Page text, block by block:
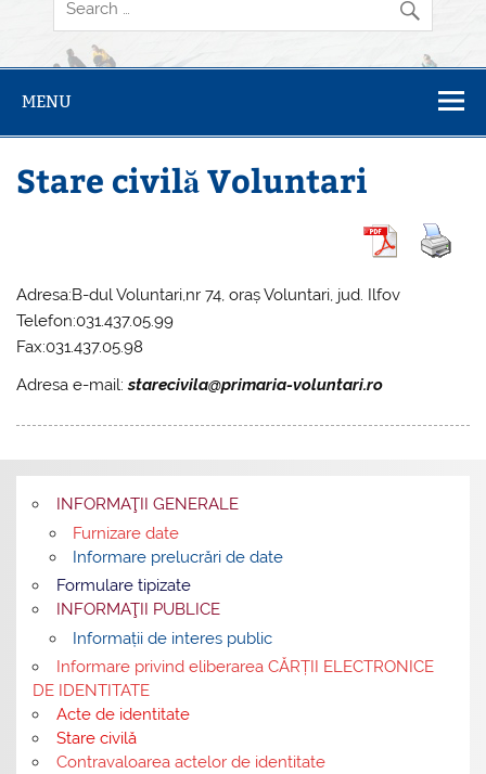
MENU
Stare civilă Voluntari
Adresa:B-dul Voluntari,nr 74, oraș Voluntari, jud. Ilfov
Telefon:031.437.05.99
Fax:031.437.05.98
Adresa e-mail:starecivila@primaria-voluntari.ro
INFORMAŢII GENERALE
Furnizare date
Informare prelucrări de date
Formulare tipizate
INFORMAŢII PUBLICE
Informații de interes public
Informare privind eliberarea CĂRȚII ELECTRONICE
DE IDENTITATE
Acte de identitate
Stare civilă
Contravaloarea actelor de identitate